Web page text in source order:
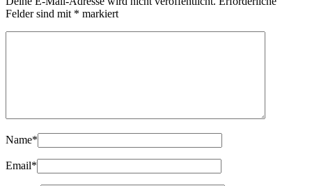
Felder sind mit * markiert
Name*
Email*